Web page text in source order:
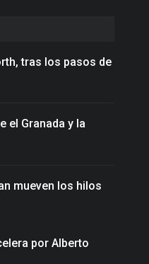
tras los pasos de
el Granada y la
mueven los hilos
por Alberto